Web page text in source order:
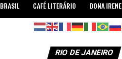
BRASIL CAFÉ LITERÁRIO DONA IRENE
RIO DE JANEIRO